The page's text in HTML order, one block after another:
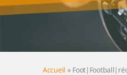
Accueil »